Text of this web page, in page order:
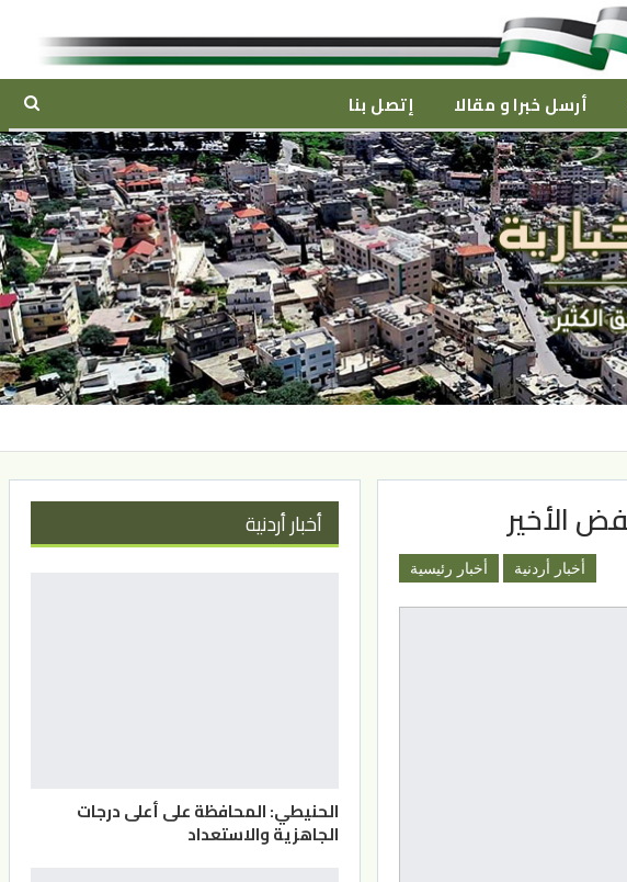
أرسل خبرا و مقالا إتصل بنا
أخبار أردنية أخبار رئيسية
أخبار أردنية
الحنيطي: المحافظة على أعلى درجات
الجاهزية والاستعداد